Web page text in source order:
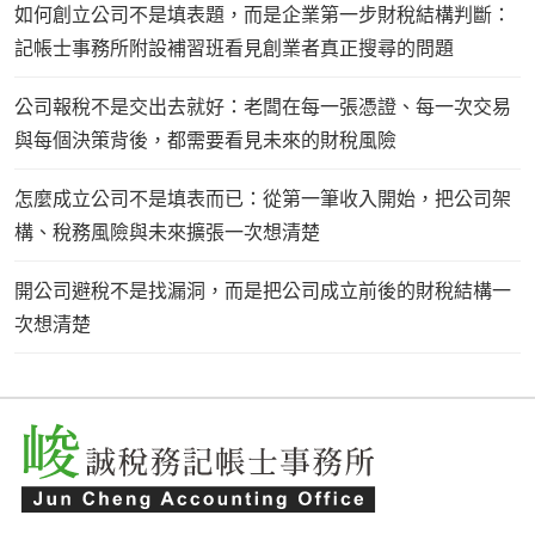
如何創立公司不是填表題，而是企業第一步財稅結構判斷：
記帳士事務所附設補習班看見創業者真正搜尋的問題
公司報稅不是交出去就好：老闆在每一張憑證、每一次交易
與每個決策背後，都需要看見未來的財稅風險
怎麼成立公司不是填表而已：從第一筆收入開始，把公司架
構、稅務風險與未來擴張一次想清楚
開公司避稅不是找漏洞，而是把公司成立前後的財稅結構一
次想清楚